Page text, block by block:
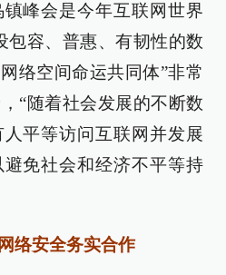
峰会是今年互联网世界
包容、普惠、有韧性的数
络空间命运共同体”非常
“随着社会发展的不断数
平等访问互联网并发展
免社会和经济不平等持
络安全务实合作